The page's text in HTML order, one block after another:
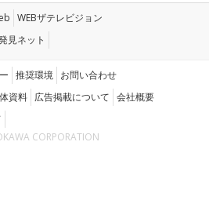
WEBザテレビジョン
見ネット
推奨環境 お問い合わせ
資料 広告掲載について 会社概要
CORPORATION